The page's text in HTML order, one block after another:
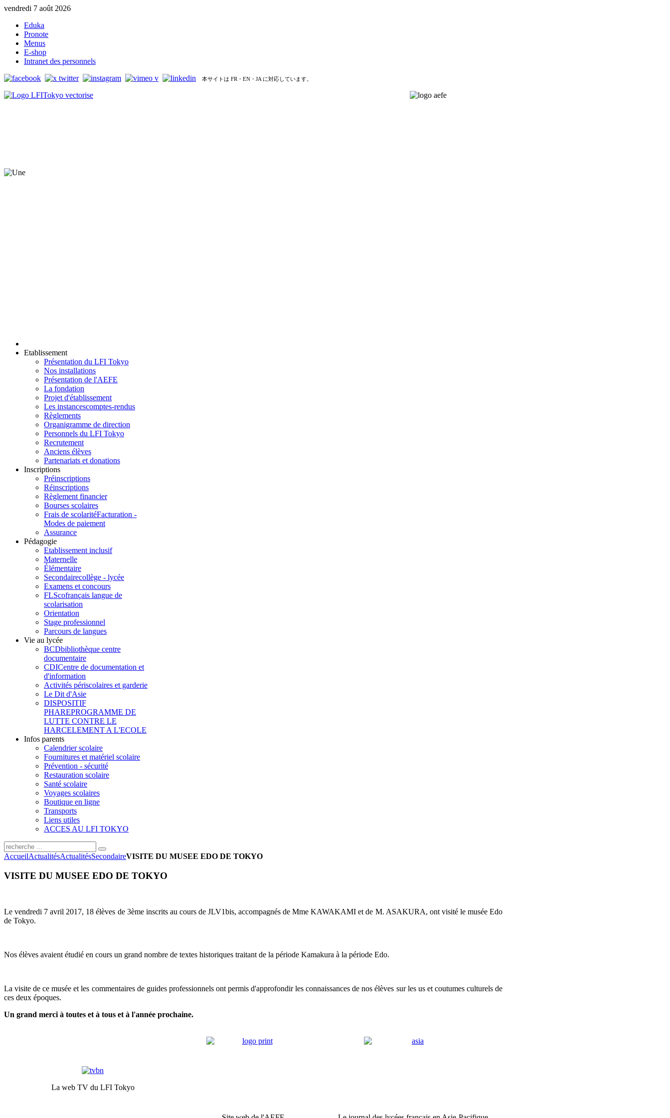
vendredi 7 août 2026
Eduka
Pronote
Menus
E-shop
Intranet des personnels
本サイトは FR・EN・JA に対応しています。
Etablissement
Présentation du LFI Tokyo
Nos installations
Présentation de l'AEFE
La fondation
Projet d'établissement
Les instancescomptes-rendus
Règlements
Organigramme de direction
Personnels du LFI Tokyo
Recrutement
Anciens élèves
Partenariats et donations
Inscriptions
Préinscriptions
Réinscriptions
Règlement financier
Bourses scolaires
Frais de scolaritéFacturation -
Modes de paiement
Assurance
Pédagogie
Etablissement inclusif
Maternelle
Élémentaire
Secondairecollège - lycée
Examens et concours
FLScofrançais langue de
scolarisation
Orientation
Stage professionnel
Parcours de langues
Vie au lycée
BCDbibliothèque centre
documentaire
CDICentre de documentation et
d'information
Activités périscolaires et garderie
Le Dit d'Asie
DISPOSITIF
PHAREPROGRAMME DE
LUTTE CONTRE LE
HARCELEMENT A L'ECOLE
Infos parents
Calendrier scolaire
Fournitures et matériel scolaire
Prévention - sécurité
Restauration scolaire
Santé scolaire
Voyages scolaires
Boutique en ligne
Transports
Liens utiles
ACCES AU LFI TOKYO
AccueilActualitésActualitésSecondaireVISITE DU MUSEE EDO DE TOKYO
VISITE DU MUSEE EDO DE TOKYO
Le vendredi 7 avril 2017, 18 élèves de 3ème inscrits au cours de JLV1bis, accompagnés de Mme KAWAKAMI et de M. ASAKURA, ont visité le musée Edo
de Tokyo.
Nos élèves avaient étudié en cours un grand nombre de textes historiques traitant de la période Kamakura à la période Edo.
La visite de ce musée et les commentaires de guides professionnels ont permis d'approfondir les connaissances de nos élèves sur les us et coutumes culturels de
ces deux époques.
Un grand merci à toutes et à tous et à l'année prochaine.
La web TV du LFI Tokyo